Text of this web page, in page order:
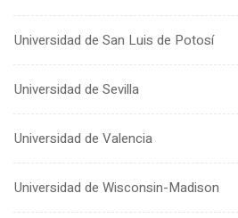
Universidad de San Luis de Potosí
Universidad de Sevilla
Universidad de Valencia
Universidad de Wisconsin-Madison